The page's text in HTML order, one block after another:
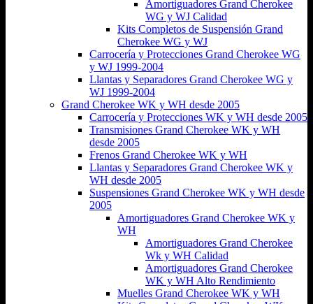
Amortiguadores Grand Cherokee
WG y WJ Calidad
Kits Completos de Suspensión Grand
Cherokee WG y WJ
Carrocería y Protecciones Grand Cherokee WG
y WJ 1999-2004
Llantas y Separadores Grand Cherokee WG y
WJ 1999-2004
Grand Cherokee WK y WH desde 2005
Carrocería y Protecciones WK y WH desde 2005
Transmisiones Grand Cherokee WK y WH
desde 2005
Frenos Grand Cherokee WK y WH
Llantas y Separadores Grand Cherokee WK y
WH desde 2005
Suspensiones Grand Cherokee WK y WH desde
2005
Amortiguadores Grand Cherokee WK y
WH
Amortiguadores Grand Cherokee
Wk y WH Calidad
Amortiguadores Grand Cherokee
WK y WH Alto Rendimiento
Muelles Grand Cherokee WK y WH